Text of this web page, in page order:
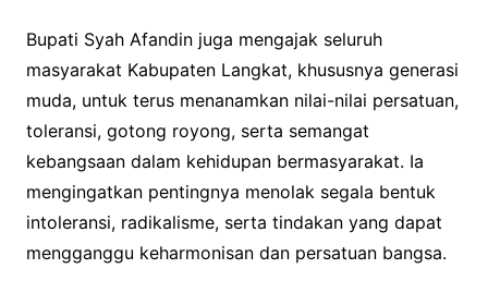
Bupati Syah Afandin juga mengajak seluruh
masyarakat Kabupaten Langkat, khususnya generasi
muda, untuk terus menanamkan nilai-nilai persatuan,
toleransi, gotong royong, serta semangat
kebangsaan dalam kehidupan bermasyarakat. Ia
mengingatkan pentingnya menolak segala bentuk
intoleransi, radikalisme, serta tindakan yang dapat
mengganggu keharmonisan dan persatuan bangsa.